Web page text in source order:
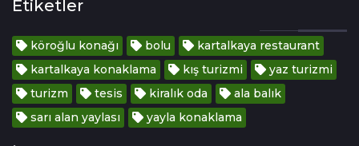
Etiketler
köroğlu konağı bolu
kartalkaya restaurant
kartalkaya konaklama
kış turizmi
yaz turizmi
turizm
tesis kiralık oda
ala balık
sarı alan yaylası
yayla konaklama